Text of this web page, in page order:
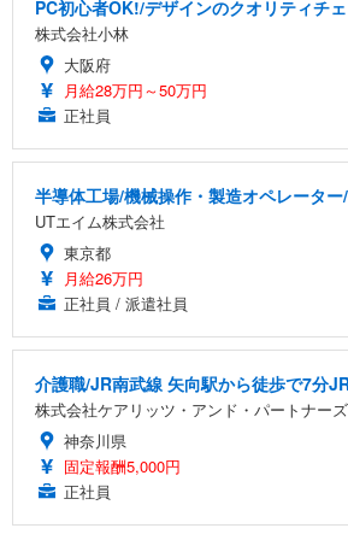
PC初心者OK!/デザインのクオリティチ
株式会社小林
大阪府
月給28万円～50万円
正社員
半導体工場/機械操作・製造オペレータ
UTエイム株式会社
東京都
月給26万円
正社員 / 派遣社員
介護職/JR南武線 矢向駅から徒歩で7分
株式会社ケアリッツ・アンド・パートナー
神奈川県
固定報酬5,000円
正社員